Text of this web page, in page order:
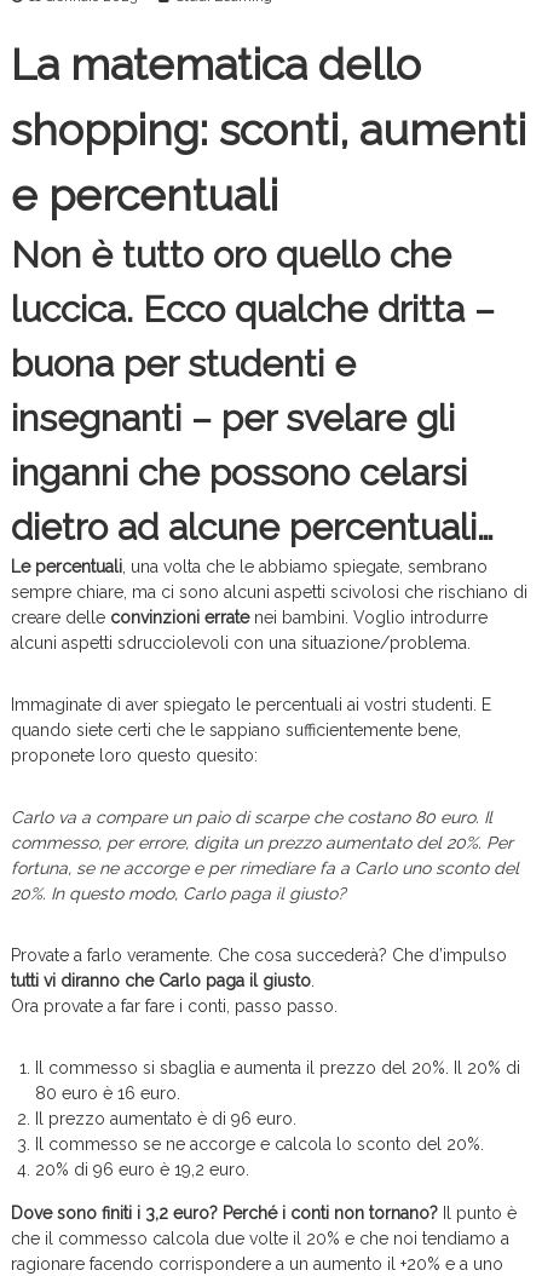
e
La matematica dello
shopping: sconti, aumenti
e percentuali
Non è tutto oro quello che
luccica. Ecco qualche dritta –
buona per studenti e
insegnanti – per svelare gli
inganni che possono celarsi
dietro ad alcune percentuali…
Le percentuali, una volta che le abbiamo spiegate, sembrano
sempre chiare, ma ci sono alcuni aspetti scivolosi che rischiano di
creare delle convinzioni erratenei bambini. Voglio introdurre
alcuni aspetti sdrucciolevoli con una situazione/problema.
Immaginate di aver spiegato le percentuali ai vostri studenti. E
quando siete certi che le sappiano sufficientemente bene,
proponete loro questo quesito:
Carlo va a compare un paio di scarpe che costano 80 euro. Il
commesso, per errore, digita un prezzo aumentato del 20%. Per
fortuna, se ne accorge e per rimediare fa a Carlo uno sconto del
20%. In questo modo, Carlo paga il giusto?
Provate a farlo veramente. Che cosa succederà? Che d’impulso
tutti vi diranno che Carlo paga il giusto.
Ora provate a far fare i conti, passo passo.
Il commesso si sbaglia e aumenta il prezzo del 20%. Il 20% di
80 euro è 16 euro.
Il prezzo aumentato è di 96 euro.
Il commesso se ne accorge e calcola lo sconto del 20%.
20% di 96 euro è 19,2 euro.
Dove sono finiti i 3,2 euro? Perché i conti non tornano?Il punto è
che il commesso calcola due volte il 20% e che noi tendiamo a
ragionare facendo corrispondere a un aumento il +20% e a uno